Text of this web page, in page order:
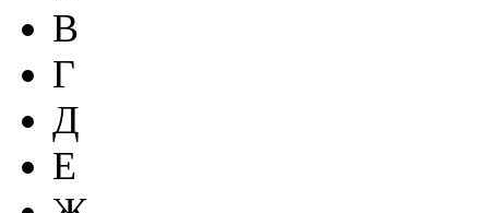
В
Г
Д
Е